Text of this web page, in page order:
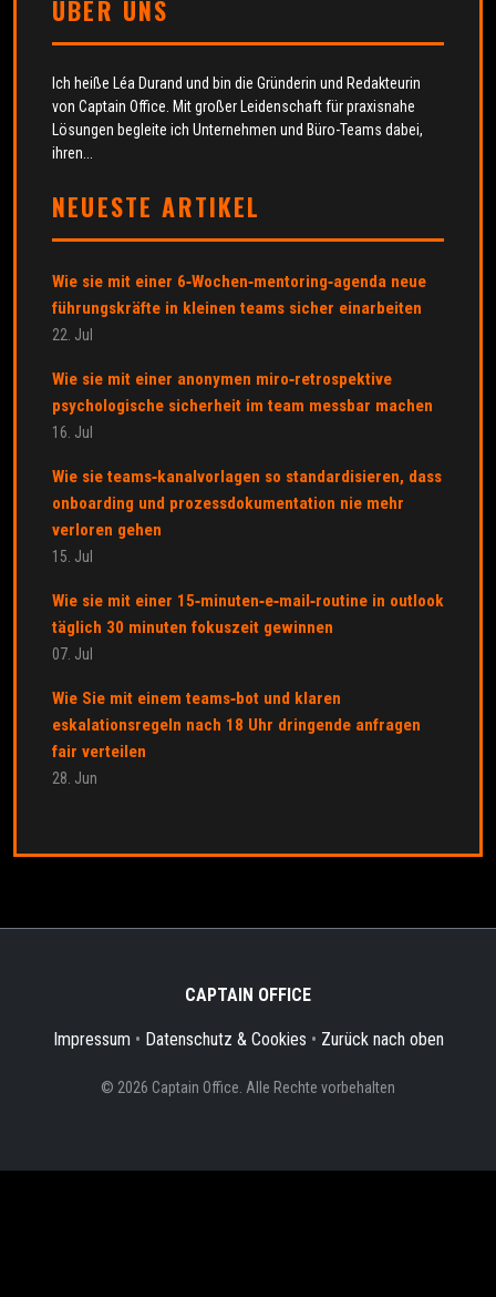
ÜBER UNS
Ich heiße Léa Durand und bin die Gründerin und Redakteurin
von Captain Office. Mit großer Leidenschaft für praxisnahe
Lösungen begleite ich Unternehmen und Büro-Teams dabei,
ihren...
NEUESTE ARTIKEL
Wie sie mit einer 6‑Wochen‑mentoring‑agenda neue
führungskräfte in kleinen teams sicher einarbeiten
22. Jul
Wie sie mit einer anonymen miro‑retrospektive
psychologische sicherheit im team messbar machen
16. Jul
Wie sie teams‑kanalvorlagen so standardisieren, dass
onboarding und prozessdokumentation nie mehr
verloren gehen
15. Jul
Wie sie mit einer 15‑minuten‑e‑mail‑routine in outlook
täglich 30 minuten fokuszeit gewinnen
07. Jul
Wie Sie mit einem teams‑bot und klaren
eskalationsregeln nach 18 Uhr dringende anfragen
fair verteilen
28. Jun
CAPTAIN OFFICE
Impressum • Datenschutz & Cookies • Zurück nach oben
© 2026 Captain Office. Alle Rechte vorbehalten